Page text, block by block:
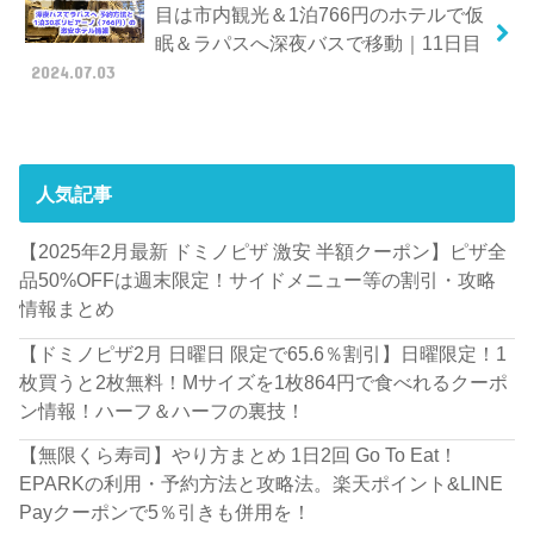
目は市内観光＆1泊766円のホテルで仮
眠＆ラパスへ深夜バスで移動｜11日目
2024.07.03
人気記事
【2025年2月最新 ドミノピザ 激安 半額クーポン】ピザ全
品50%OFFは週末限定！サイドメニュー等の割引・攻略
情報まとめ
【ドミノピザ2月 日曜日 限定で65.6％割引】日曜限定！1
枚買うと2枚無料！Mサイズを1枚864円で食べれるクーポ
ン情報！ハーフ＆ハーフの裏技！
【無限くら寿司】やり方まとめ 1日2回 Go To Eat！
EPARKの利用・予約方法と攻略法。楽天ポイント&LINE
Payクーポンで5％引きも併用を！